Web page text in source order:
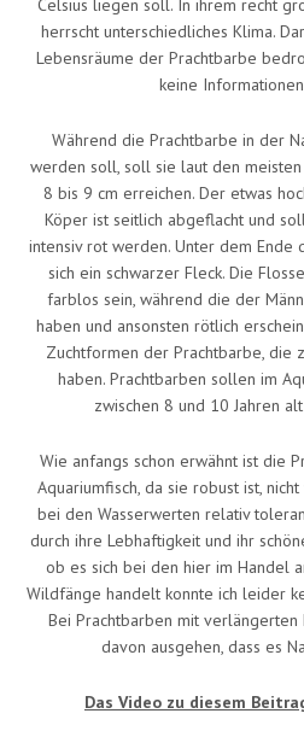
Celsius liegen soll. In ihrem recht
herrscht unterschiedliches Klima.
Lebensräume der Prachtbarbe
keine
Während die Prachtbarbe in der
werden soll, soll sie laut den
8 bis 9 cm erreichen. Der etwas
Köper ist seitlich abgeflacht und
intensiv rot werden. Unter dem Ende
sich ein schwarzer Fleck. Die
farblos sein, während die der
haben und ansonsten rötlich
Zuchtformen der Prachtbarbe, die
haben. Prachtbarben sollen im
zwischen 8 und 10 Jahren
Wie anfangs schon erwähnt ist die
Aquariumfisch, da sie robust ist,
bei den Wasserwerten relativ
durch ihre Lebhaftigkeit und ihr
ob es sich bei den hier im Handel
Wildfänge handelt konnte ich leider
Bei Prachtbarben mit verlängerten
davon ausgehen, dass es
Das Video zu diesem